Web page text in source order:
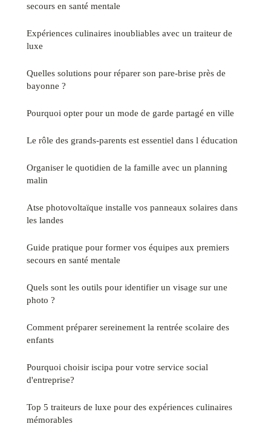
secours en santé mentale
Expériences culinaires inoubliables avec un traiteur de
luxe
Quelles solutions pour réparer son pare-brise près de
bayonne ?
Pourquoi opter pour un mode de garde partagé en ville
Le rôle des grands-parents est essentiel dans l éducation
Organiser le quotidien de la famille avec un planning
malin
Atse photovoltaïque installe vos panneaux solaires dans
les landes
Guide pratique pour former vos équipes aux premiers
secours en santé mentale
Quels sont les outils pour identifier un visage sur une
photo ?
Comment préparer sereinement la rentrée scolaire des
enfants
Pourquoi choisir iscipa pour votre service social
d'entreprise?
Top 5 traiteurs de luxe pour des expériences culinaires
mémorables